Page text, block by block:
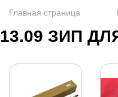
Главная страница
13.09 ЗИП